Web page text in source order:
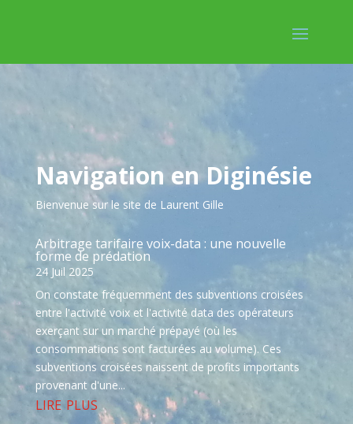
Navigation en Diginésie
Bienvenue sur le site de Laurent Gille
Arbitrage tarifaire voix-data : une nouvelle
forme de prédation
24 Juil 2025
On constate fréquemment des subventions croisées
entre l'activité voix et l'activité data des opérateurs
exerçant sur un marché prépayé (où les
consommations sont facturées au volume). Ces
subventions croisées naissent de profits importants
provenant d'une...
lire plus